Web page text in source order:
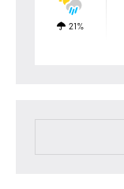
21%